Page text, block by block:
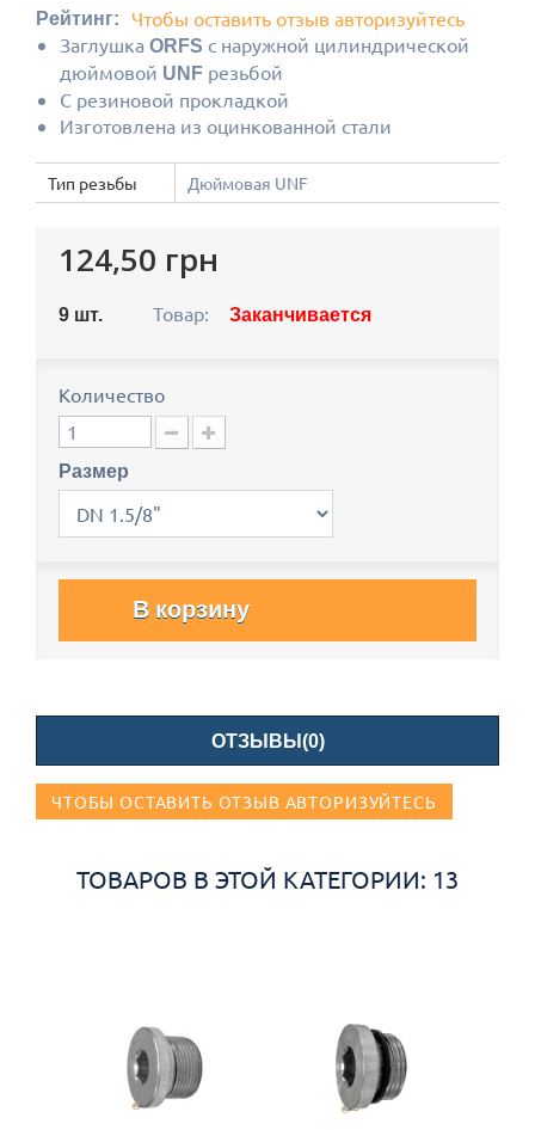
Рейтинг:
Чтобы оставить отзыв авторизуйтесь
Заглушка ORFS с наружной цилиндрической
дюймовой UNF резьбой
С резиновой прокладкой
Изготовлена из оцинкованной стали
Тип резьбы Дюймовая UNF
124,50 грн
9 шт. Товар: Заканчивается
Количество
Размер
В корзину
ОТЗЫВЫ(0)
ЧТОБЫ ОСТАВИТЬ ОТЗЫВ АВТОРИЗУЙТЕСЬ
ТОВАРОВ В ЭТОЙ КАТЕГОРИИ: 13